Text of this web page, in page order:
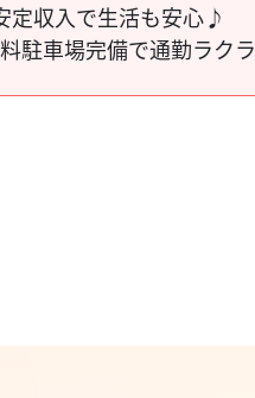
定収入で生活も安心♪
駐車場完備で通勤ラクラ